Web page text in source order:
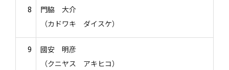
8
門脇 大介
（カドワキ ダイスケ）
9
國安 明彦
（クニヤス アキヒコ）